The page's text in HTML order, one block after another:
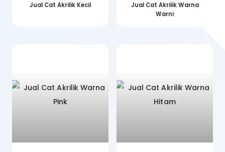
Jual Cat Akrilik Kecil
Jual Cat Akrilik Warna
Warni